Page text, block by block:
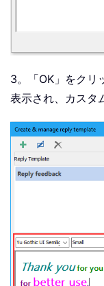
3。「OK」をクリ
表示され、カスタ